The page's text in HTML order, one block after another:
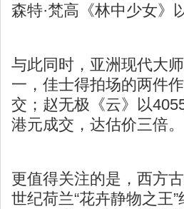
森特·梵高《林中少女》
与此同时，亚洲现代大
一，佳士得拍场的两件
交；赵无极《云》以
港元成交，达估价三倍。
更值得关注的是，西方
世纪荷兰“花卉静物之王